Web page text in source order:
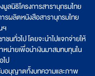
ลนิธิโครงการสารานุกรมไทย
รผลิตหนังสือสารานุกรมไทย
ฯ
ชนทั่วไป โดยจะนำไปแจกจ่ายให้
หน่ายเพื่อนำเงินมาสมทบทุนใน
ป
บอนุญาตทั้งบทความและภาพ